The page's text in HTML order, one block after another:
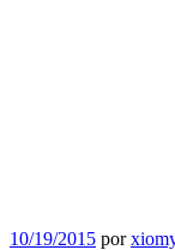
Publicado
10/19/2015 por